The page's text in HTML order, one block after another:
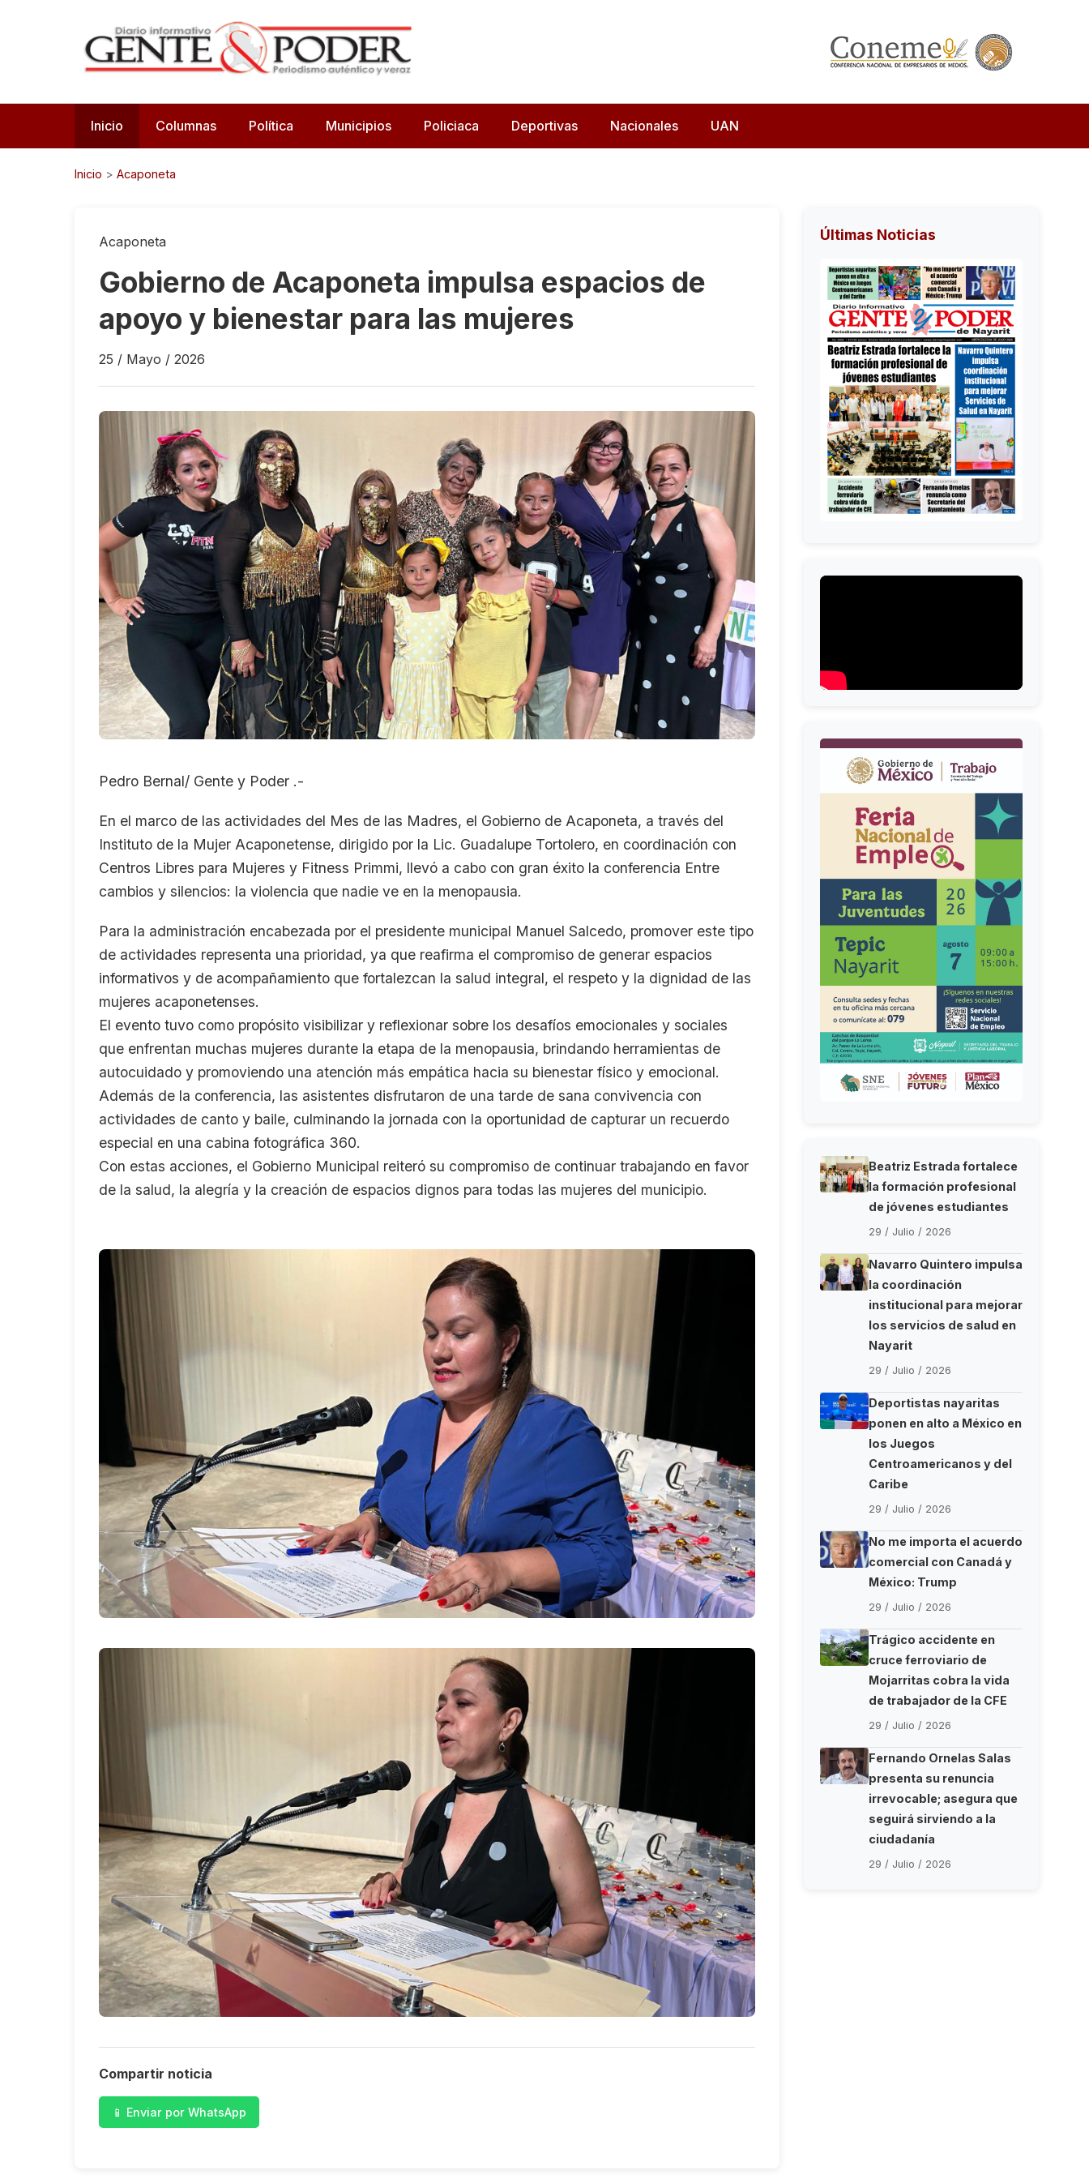
Inicio Columnas Política Municipios Policiaca Deportivas Nacionales UAN
Inicio > Acaponeta
Acaponeta
Gobierno de Acaponeta impulsa espacios de
apoyo y bienestar para las mujeres
25 / Mayo / 2026
Pedro Bernal/ Gente y Poder .-
En el marco de las actividades del Mes de las Madres, el Gobierno de Acaponeta, a través del
Instituto de la Mujer Acaponetense, dirigido por la Lic. Guadalupe Tortolero, en coordinación con
Centros Libres para Mujeres y Fitness Primmi, llevó a cabo con gran éxito la conferencia Entre
cambios y silencios: la violencia que nadie ve en la menopausia.
Para la administración encabezada por el presidente municipal Manuel Salcedo, promover este tipo
de actividades representa una prioridad, ya que reafirma el compromiso de generar espacios
informativos y de acompañamiento que fortalezcan la salud integral, el respeto y la dignidad de las
mujeres acaponetenses.
El evento tuvo como propósito visibilizar y reflexionar sobre los desafíos emocionales y sociales
que enfrentan muchas mujeres durante la etapa de la menopausia, brindando herramientas de
autocuidado y promoviendo una atención más empática hacia su bienestar físico y emocional.
Además de la conferencia, las asistentes disfrutaron de una tarde de sana convivencia con
actividades de canto y baile, culminando la jornada con la oportunidad de capturar un recuerdo
especial en una cabina fotográfica 360.
Con estas acciones, el Gobierno Municipal reiteró su compromiso de continuar trabajando en favor
de la salud, la alegría y la creación de espacios dignos para todas las mujeres del municipio.
Compartir noticia
📱 Enviar por WhatsApp
Últimas Noticias
Beatriz Estrada fortalece
la formación profesional
de jóvenes estudiantes
29 / Julio / 2026
Navarro Quintero impulsa
la coordinación
institucional para mejorar
los servicios de salud en
Nayarit
29 / Julio / 2026
Deportistas nayaritas
ponen en alto a México en
los Juegos
Centroamericanos y del
Caribe
29 / Julio / 2026
No me importa el acuerdo
comercial con Canadá y
México: Trump
29 / Julio / 2026
Trágico accidente en
cruce ferroviario de
Mojarritas cobra la vida
de trabajador de la CFE
29 / Julio / 2026
Fernando Ornelas Salas
presenta su renuncia
irrevocable; asegura que
seguirá sirviendo a la
ciudadanía
29 / Julio / 2026